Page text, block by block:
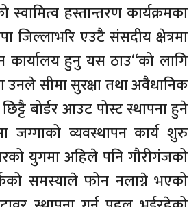
हस्तान्तरण कार्यक्रमका
जिल्लाभरि एउटै संसदीय क्षेत्रमा
कार्यालय हुनु यस ठाउ“को लागि
उनले सीमा सुरक्षा तथा अवैधानिक
बोर्डर आउट पोस्ट स्थापना हुने
जग्गाको व्यवस्थापन कार्य शुरु
युगमा अहिले पनि गौरीगंजको
समस्याले फोन नलाग्ने भएको